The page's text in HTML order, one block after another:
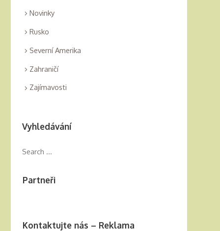
Novinky
Rusko
Severní Amerika
Zahraničí
Zajímavosti
Vyhledávání
Partneři
Kontaktujte nás – Reklama